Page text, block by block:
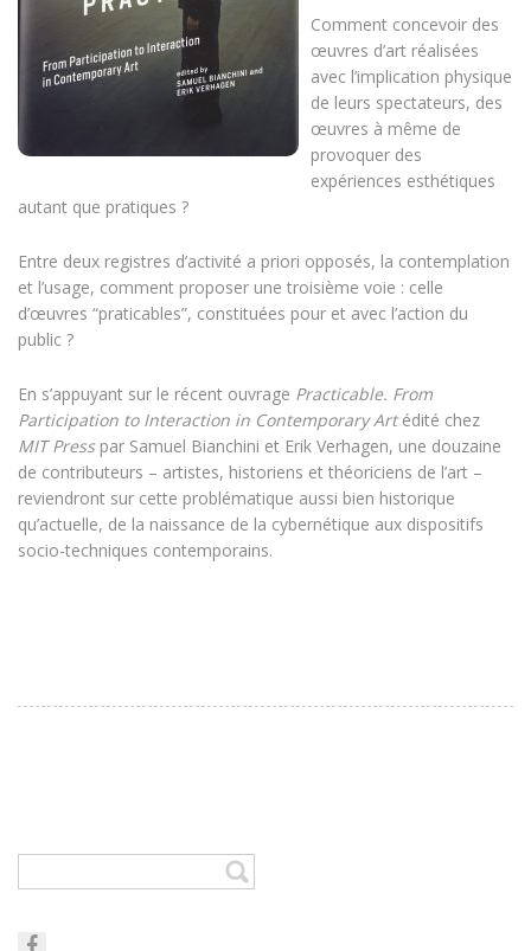
Comment concevoir des
œuvres d’art réalisées
avec l’implication physique
de leurs spectateurs, des
œuvres à même de
provoquer des
expériences esthétiques
autant que pratiques ?
Entre deux registres d’activité a priori opposés, la contemplation
et l’usage, comment proposer une troisième voie : celle
d’œuvres “praticables”, constituées pour et avec l’action du
public ?
En s’appuyant sur le récent ouvrage Practicable. From
Participation to Interaction in Contemporary Artédité chez
MIT Presspar Samuel Bianchini et Erik Verhagen, une douzaine
de contributeurs – artistes, historiens et théoriciens de l’art –
reviendront sur cette problématique aussi bien historique
qu’actuelle, de la naissance de la cybernétique aux dispositifs
socio-techniques contemporains.